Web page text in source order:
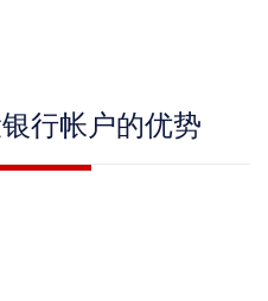
行帐户的优势